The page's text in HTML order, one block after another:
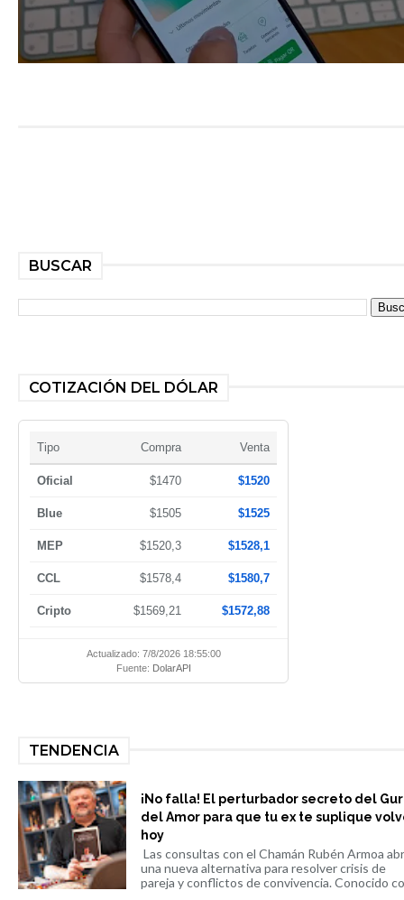
BUSCAR
COTIZACIÓN DEL DÓLAR
Tipo Compra Venta
Oficial $1470 $1520
Blue $1505 $1525
MEP $1520,3 $1528,1
CCL $1578,4 $1580,7
Cripto $1569,21 $1572,88
Actualizado: 7/8/2026 18:55:00
Fuente: DolarAPI
TENDENCIA
¡No falla! El perturbador secreto del
del Amor para que tu ex te suplique
hoy
Las consultas con el Chamán Rubén Armoa
una nueva alternativa para resolver crisis de
pareja y conflictos de convivencia. Conocido